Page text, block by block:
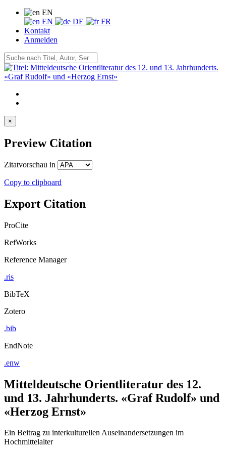
EN
EN
DE
FR
Kontakt
Anmelden
und 13. Jahrhunderts. «Graf Rudolf» und
«Herzog Ernst»
Hochmittelalter